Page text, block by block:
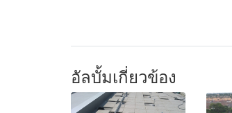
อัลบั้มเกี่ยวข้อง